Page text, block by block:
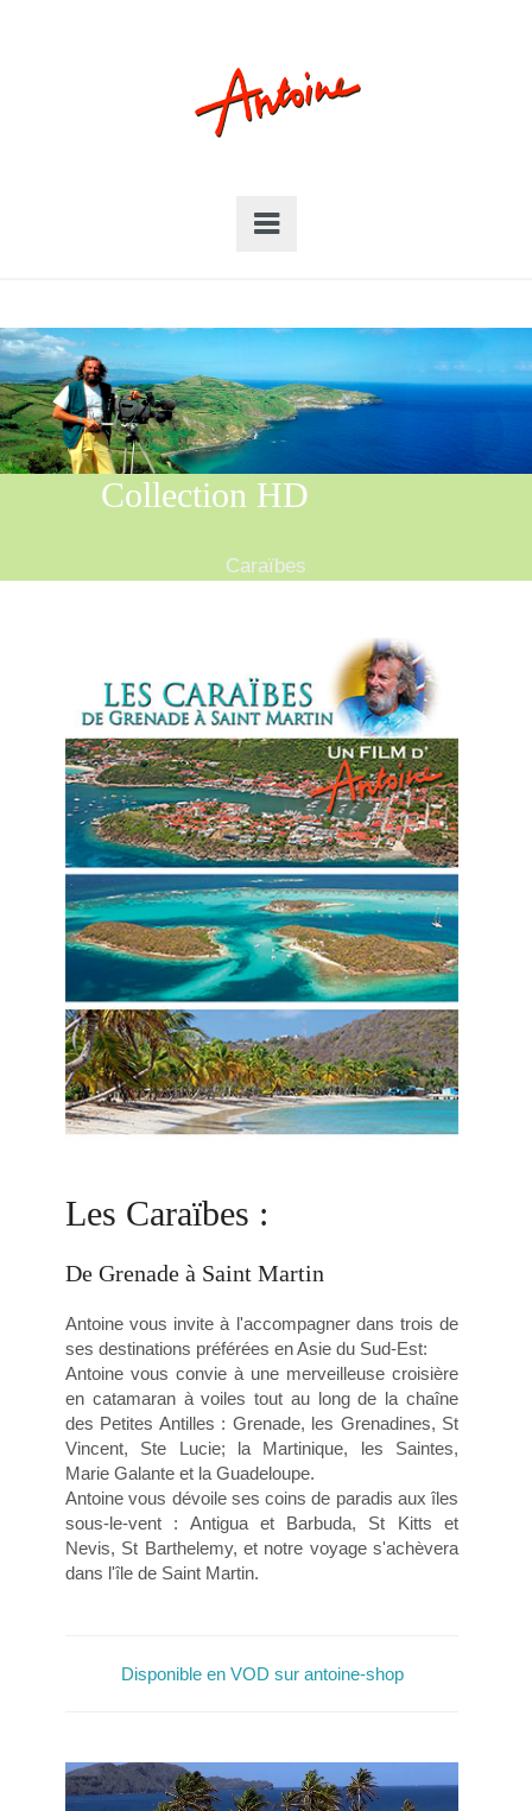
Collection HD
Caraïbes
Les Caraïbes :
De Grenade à Saint Martin
Antoine vous invite à l'accompagner dans trois de
ses destinations préférées en Asie du Sud-Est:
Antoine vous convie à une merveilleuse croisière
en catamaran à voiles tout au long de la chaîne
des Petites Antilles : Grenade, les Grenadines, St
Vincent, Ste Lucie; la Martinique, les Saintes,
Marie Galante et la Guadeloupe.
Antoine vous dévoile ses coins de paradis aux îles
sous-le-vent : Antigua et Barbuda, St Kitts et
Nevis, St Barthelemy, et notre voyage s'achèvera
dans l'île de Saint Martin.
Disponible en VOD sur antoine-shop